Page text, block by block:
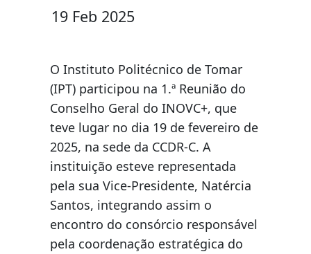
19 Feb 2025
O Instituto Politécnico de Tomar
(IPT) participou na 1.ª Reunião do
Conselho Geral do INOVC+, que
teve lugar no dia 19 de fevereiro de
2025, na sede da CCDR-C. A
instituição esteve representada
pela sua Vice-Presidente, Natércia
Santos, integrando assim o
encontro do consórcio responsável
pela coordenação estratégica do